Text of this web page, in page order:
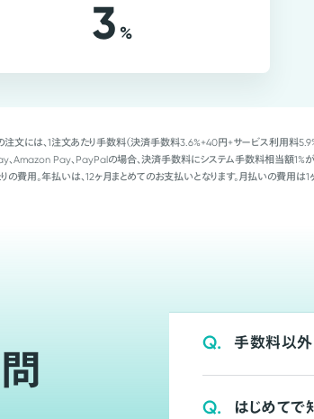
3 %
注文には、1注文あたり手数料（決済手数料3.6%+40円+サービス利用料
Amazon Pay、PayPalの場合、決済手数料にシステム手数料相当額1%が
の費用。年払いは、12ヶ月まとめてのお支払いとなります。月払いの費用は1
Q. 手数料以外
Q. はじめてで